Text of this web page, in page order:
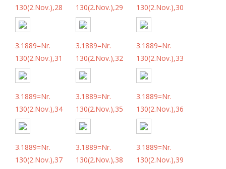
130(2.Nov.),28
130(2.Nov.),29
130(2.Nov.),30
3.1889=Nr.
130(2.Nov.),31
3.1889=Nr.
130(2.Nov.),32
3.1889=Nr.
130(2.Nov.),33
3.1889=Nr.
130(2.Nov.),34
3.1889=Nr.
130(2.Nov.),35
3.1889=Nr.
130(2.Nov.),36
3.1889=Nr.
130(2.Nov.),37
3.1889=Nr.
130(2.Nov.),38
3.1889=Nr.
130(2.Nov.),39